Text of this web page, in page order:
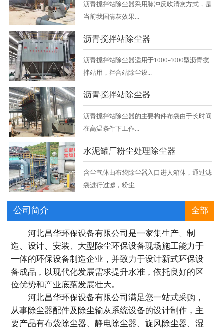
沥青搅拌站除尘器采用脉冲反吹清灰方式，是
当前我国清灰效果...
沥青搅拌站除尘器
沥青搅拌站除尘器适用于1000-4000型沥青搅
拌站用，拌合站除尘设...
沥青搅拌站除尘器
沥青搅拌站除尘器的主要构件布袋由于长时间
在高温条件下工作...
水泥罐厂粉尘处理除尘器
含尘气体由布袋除尘器入口进人箱体，通过滤
袋进行过滤，粉尘...
公司简介 全部
河北昌华环保设备有限公司是一家集生产、制
造、设计、安装、大型除尘环保设备现场施工能力于
一体的环保设备制造企业，并致力于设计新式环保设
备成品，以现代化发展需求提升水准，依托良好的区
位优势和产业底蕴发展壮大。
河北昌华环保设备有限公司满足您一站式采购，
从事除尘器配件及除尘输灰系统设备的设计制作，主
要产品有布袋除尘器、静电除尘器、旋风除尘器、湿